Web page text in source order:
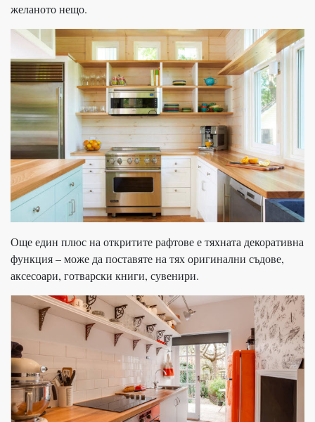
желаното нещо.
Още един плюс на откритите рафтове е тяхната декоративна
функция – може да поставяте на тях оригинални съдове,
аксесоари, готварски книги, сувенири.